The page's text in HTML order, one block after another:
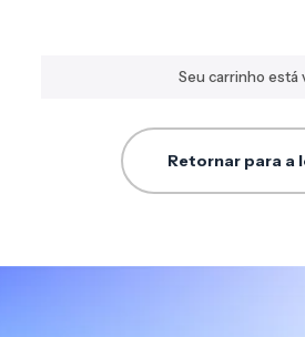
Seu carrinho está
Retornar para a